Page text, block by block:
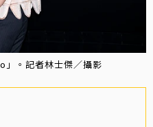
」。記者林士傑／攝影